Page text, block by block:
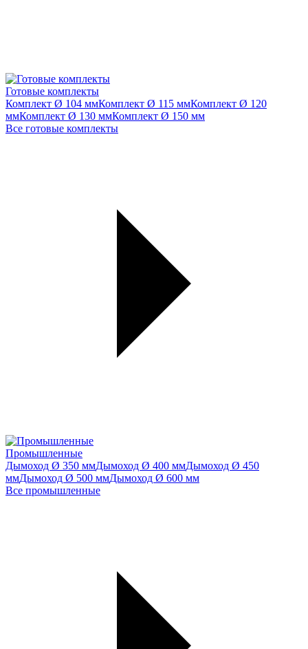
Готовые комплекты
Комплект Ø 104 ммКомплект Ø 115 ммКомплект Ø 120
ммКомплект Ø 130 ммКомплект Ø 150 мм
Все готовые комплекты
Промышленные
Дымоход Ø 350 ммДымоход Ø 400 ммДымоход Ø 450
ммДымоход Ø 500 ммДымоход Ø 600 мм
Все промышленные